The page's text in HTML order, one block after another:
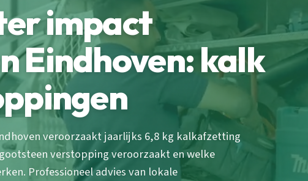
impact
Eindhoven: kalk
veroorzaakt jaarlijks 6,8 kg kalkafzetting
verstopping veroorzaakt en welke
Professioneel advies van lokale